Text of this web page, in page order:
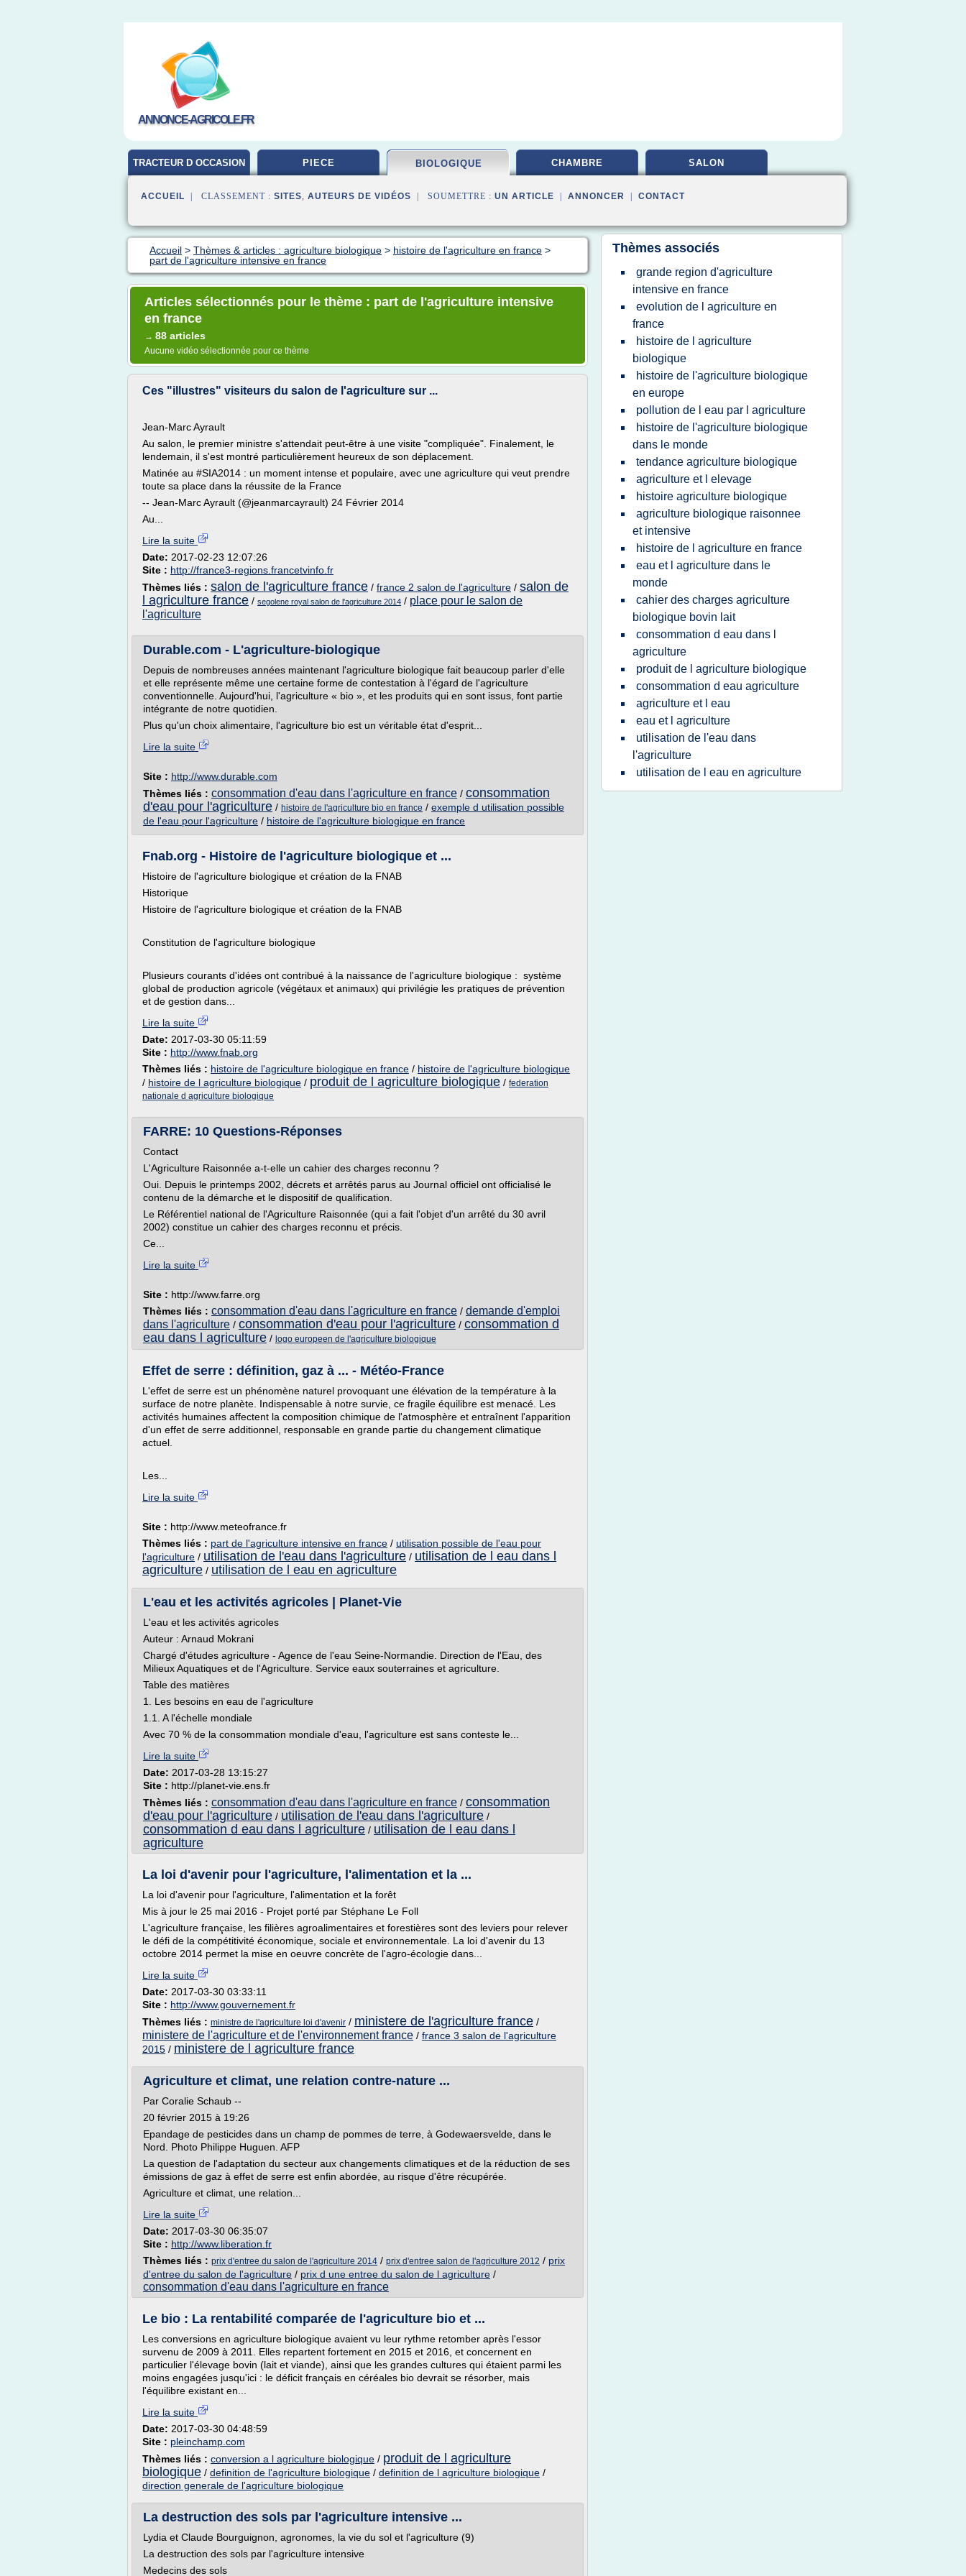
ANNONCE-AGRICOLE.FR
TRACTEUR D OCCASION PIECE BIOLOGIQUE CHAMBRE SALON
ACCUEIL | CLASSEMENT : SITES, AUTEURS DE VIDÉOS | SOUMETTRE : UN ARTICLE ANNONCER CONTACT
Accueil > Thèmes & articles : agriculture biologique > histoire de l'agriculture en france >
part de l'agriculture intensive en france
Articles sélectionnés pour le thème : part de l'agriculture intensive
en france
→ 88 articles
Aucune vidéo sélectionnée pour ce thème
Ces "illustres" visiteurs du salon de l'agriculture sur ...
Jean-Marc Ayrault
Au salon, le premier ministre s'attendait peut-être à une visite "compliquée". Finalement, le
lendemain, il s'est montré particulièrement heureux de son déplacement.
Matinée au #SIA2014 : un moment intense et populaire, avec une agriculture qui veut prendre
toute sa place dans la réussite de la France
-- Jean-Marc Ayrault (@jeanmarcayrault) 24 Février 2014
Au...
Lire la suite
Date: 2017-02-23 12:07:26
Site : http://france3-regions.francetvinfo.fr
Thèmes liés : salon de l'agriculture france / france 2 salon de l'agriculture / salon de
l agriculture france / segolene royal salon de l'agriculture 2014 / place pour le salon de
l'agriculture
Durable.com - L'agriculture-biologique
Depuis de nombreuses années maintenant l'agriculture biologique fait beaucoup parler d'elle
et elle représente même une certaine forme de contestation à l'égard de l'agriculture
conventionnelle. Aujourd'hui, l'agriculture « bio », et les produits qui en sont issus, font partie
intégrante de notre quotidien.
Plus qu'un choix alimentaire, l'agriculture bio est un véritable état d'esprit...
Lire la suite
Site : http://www.durable.com
Thèmes liés : consommation d'eau dans l'agriculture en france / consommation
d'eau pour l'agriculture / histoire de l'agriculture bio en france / exemple d utilisation possible
de l'eau pour l'agriculture / histoire de l'agriculture biologique en france
Fnab.org - Histoire de l'agriculture biologique et ...
Histoire de l'agriculture biologique et création de la FNAB
Historique
Histoire de l'agriculture biologique et création de la FNAB
Constitution de l'agriculture biologique
Plusieurs courants d'idées ont contribué à la naissance de l'agriculture biologique : système
global de production agricole (végétaux et animaux) qui privilégie les pratiques de prévention
et de gestion dans...
Lire la suite
Date: 2017-03-30 05:11:59
Site : http://www.fnab.org
Thèmes liés : histoire de l'agriculture biologique en france / histoire de l'agriculture biologique
/ histoire de l agriculture biologique / produit de l agriculture biologique / federation
nationale d agriculture biologique
FARRE: 10 Questions-Réponses
Contact
L'Agriculture Raisonnée a-t-elle un cahier des charges reconnu ?
Oui. Depuis le printemps 2002, décrets et arrêtés parus au Journal officiel ont officialisé le
contenu de la démarche et le dispositif de qualification.
Le Référentiel national de l'Agriculture Raisonnée (qui a fait l'objet d'un arrêté du 30 avril
2002) constitue un cahier des charges reconnu et précis.
Ce...
Lire la suite
Site : http://www.farre.org
Thèmes liés : consommation d'eau dans l'agriculture en france / demande d'emploi
dans l'agriculture / consommation d'eau pour l'agriculture / consommation d
eau dans l agriculture / logo europeen de l'agriculture biologique
Effet de serre : définition, gaz à ... - Météo-France
L'effet de serre est un phénomène naturel provoquant une élévation de la température à la
surface de notre planète. Indispensable à notre survie, ce fragile équilibre est menacé. Les
activités humaines affectent la composition chimique de l'atmosphère et entraînent l'apparition
d'un effet de serre additionnel, responsable en grande partie du changement climatique
actuel.
Les...
Lire la suite
Site : http://www.meteofrance.fr
Thèmes liés : part de l'agriculture intensive en france / utilisation possible de l'eau pour
l'agriculture / utilisation de l'eau dans l'agriculture / utilisation de l eau dans l
agriculture / utilisation de l eau en agriculture
L'eau et les activités agricoles | Planet-Vie
L'eau et les activités agricoles
Auteur : Arnaud Mokrani
Chargé d'études agriculture - Agence de l'eau Seine-Normandie. Direction de l'Eau, des
Milieux Aquatiques et de l'Agriculture. Service eaux souterraines et agriculture.
Table des matières
1. Les besoins en eau de l'agriculture
1.1. A l'échelle mondiale
Avec 70 % de la consommation mondiale d'eau, l'agriculture est sans conteste le...
Lire la suite
Date: 2017-03-28 13:15:27
Site : http://planet-vie.ens.fr
Thèmes liés : consommation d'eau dans l'agriculture en france / consommation
d'eau pour l'agriculture / utilisation de l'eau dans l'agriculture /
consommation d eau dans l agriculture / utilisation de l eau dans l
agriculture
La loi d'avenir pour l'agriculture, l'alimentation et la ...
La loi d'avenir pour l'agriculture, l'alimentation et la forêt
Mis à jour le 25 mai 2016 - Projet porté par Stéphane Le Foll
L'agriculture française, les filières agroalimentaires et forestières sont des leviers pour relever
le défi de la compétitivité économique, sociale et environnementale. La loi d'avenir du 13
octobre 2014 permet la mise en oeuvre concrète de l'agro-écologie dans...
Lire la suite
Date: 2017-03-30 03:33:11
Site : http://www.gouvernement.fr
Thèmes liés : ministre de l'agriculture loi d'avenir / ministere de l'agriculture france /
ministere de l'agriculture et de l'environnement france / france 3 salon de l'agriculture
2015 / ministere de l agriculture france
Agriculture et climat, une relation contre-nature ...
Par Coralie Schaub --
20 février 2015 à 19:26
Epandage de pesticides dans un champ de pommes de terre, à Godewaersvelde, dans le
Nord. Photo Philippe Huguen. AFP
La question de l'adaptation du secteur aux changements climatiques et de la réduction de ses
émissions de gaz à effet de serre est enfin abordée, au risque d'être récupérée.
Agriculture et climat, une relation...
Lire la suite
Date: 2017-03-30 06:35:07
Site : http://www.liberation.fr
Thèmes liés : prix d'entree du salon de l'agriculture 2014 / prix d'entree salon de l'agriculture 2012 / prix
d'entree du salon de l'agriculture / prix d une entree du salon de l agriculture /
consommation d'eau dans l'agriculture en france
Le bio : La rentabilité comparée de l'agriculture bio et ...
Les conversions en agriculture biologique avaient vu leur rythme retomber après l'essor
survenu de 2009 à 2011. Elles repartent fortement en 2015 et 2016, et concernent en
particulier l'élevage bovin (lait et viande), ainsi que les grandes cultures qui étaient parmi les
moins engagées jusqu'ici : le déficit français en céréales bio devrait se résorber, mais
l'équilibre existant en...
Lire la suite
Date: 2017-03-30 04:48:59
Site : pleinchamp.com
Thèmes liés : conversion a l agriculture biologique / produit de l agriculture
biologique / definition de l'agriculture biologique / definition de l agriculture biologique /
direction generale de l'agriculture biologique
La destruction des sols par l'agriculture intensive ...
Lydia et Claude Bourguignon, agronomes, la vie du sol et l'agriculture (9)
La destruction des sols par l'agriculture intensive
Medecins des sols
Thèmes associés
grande region d'agriculture
intensive en france
evolution de l agriculture en
france
histoire de l agriculture
biologique
histoire de l'agriculture biologique
en europe
pollution de l eau par l agriculture
histoire de l'agriculture biologique
dans le monde
tendance agriculture biologique
agriculture et l elevage
histoire agriculture biologique
agriculture biologique raisonnee
et intensive
histoire de l agriculture en france
eau et l agriculture dans le
monde
cahier des charges agriculture
biologique bovin lait
consommation d eau dans l
agriculture
produit de l agriculture biologique
consommation d eau agriculture
agriculture et l eau
eau et l agriculture
utilisation de l'eau dans
l'agriculture
utilisation de l eau en agriculture